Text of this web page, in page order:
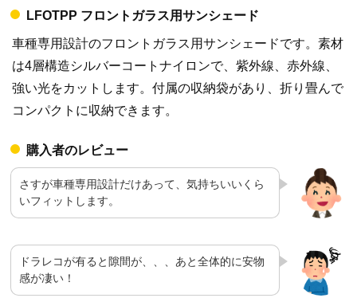
LFOTPP フロントガラス用サンシェード
車種専用設計のフロントガラス用サンシェードです。素材
は4層構造シルバーコートナイロンで、紫外線、赤外線、
強い光をカットします。付属の収納袋があり、折り畳んで
コンパクトに収納できます。
購入者のレビュー
さすが車種専用設計だけあって、気持ちいいくら
いフィットします。
ドラレコが有ると隙間が、、、あと全体的に安物
感が凄い！